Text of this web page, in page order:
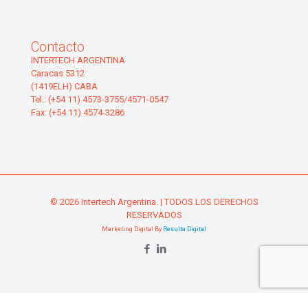
Contacto
INTERTECH ARGENTINA
Caracas 5312
(1419ELH) CABA
Tel.: (+54 11) 4573-3755/4571-0547
Fax: (+54 11) 4574-3286
© 2026 Intertech Argentina. | TODOS LOS DERECHOS
RESERVADOS
Marketing Digital By Resulta Digital